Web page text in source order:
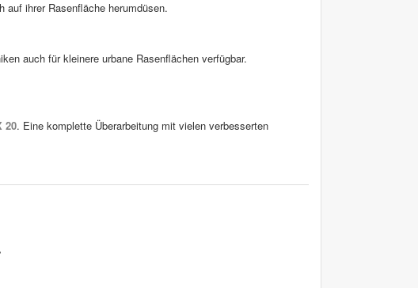
auf ihrer Rasenfläche herumdüsen.
auch für kleinere urbane Rasenflächen verfügbar.
20. Eine komplette Überarbeitung mit vielen verbesserten